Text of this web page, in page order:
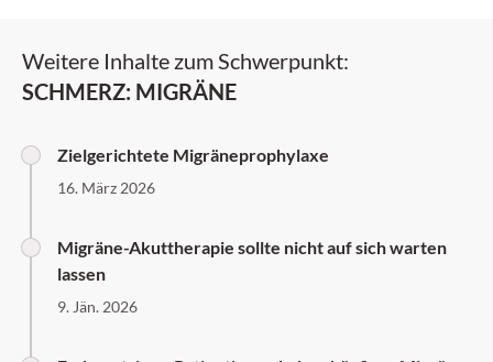
Weitere Inhalte zum Schwerpunkt:
SCHMERZ: MIGRÄNE
Zielgerichtete Migräneprophylaxe
16. März 2026
Migräne-Akuttherapie sollte nicht auf sich warten
lassen
9. Jän. 2026